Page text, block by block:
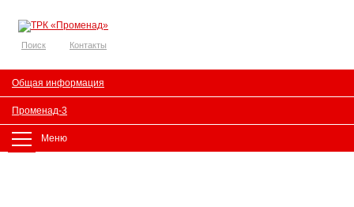
Поиск Контакты
Общая информация
Променад-3
Меню